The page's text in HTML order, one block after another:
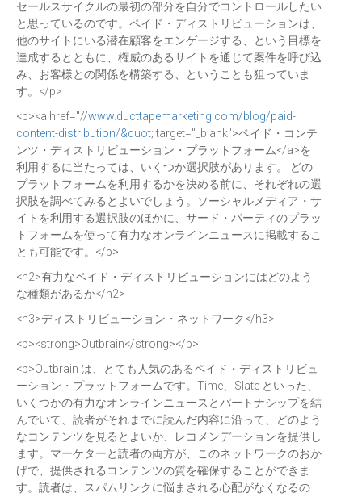
セールスサイクルの最初の部分を自分でコントロールしたい
と思っているのです。ペイド・ディストリビューションは、
他のサイトにいる潜在顧客をエンゲージする、という目標を
達成するとともに、権威のあるサイトを通じて案件を呼び込
み、お客様との関係を構築する、ということも狙っていま
す。</p>
<p><a href="//www.ducttapemarketing.com/blog/paid-
content-distribution/&quot; target="_blank">ペイド・コンテ
ンツ・ディストリビューション・プラットフォーム</a>を
利用するに当たっては、いくつか選択肢があります。 どの
プラットフォームを利用するかを決める前に、それぞれの選
択肢を調べてみるとよいでしょう。ソーシャルメディア・サ
イトを利用する選択肢のほかに、サード・パーティのプラッ
トフォームを使って有力なオンラインニュースに掲載するこ
とも可能です。</p>
<h2>有力なペイド・ディストリビューションにはどのよう
な種類があるか</h2>
<h3>ディストリビューション・ネットワーク</h3>
<p><strong>Outbrain</strong></p>
<p>Outbrain は、とても人気のあるペイド・ディストリビュ
ーション・プラットフォームです。Time、Slate といった、
いくつかの有力なオンラインニュースとパートナシップを結
んでいて、読者がそれまでに読んだ内容に沿って、どのよう
なコンテンツを見るとよいか、レコメンデーションを提供し
ます。マーケターと読者の両方が、このネットワークのおか
げで、提供されるコンテンツの質を確保することができま
す。読者は、スパムリンクに悩まされる心配がなくなるの